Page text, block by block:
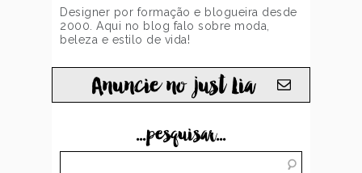
Designer por formação e blogueira desde
2000. Aqui no blog falo sobre moda,
beleza e estilo de vida!
Anuncie no just Lia
...pesquisar...